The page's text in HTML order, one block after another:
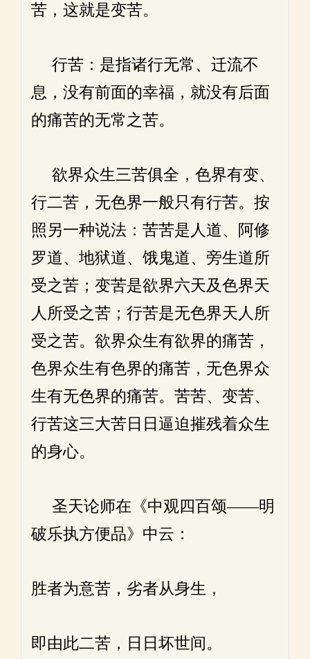
苦，这就是变苦。
行苦：是指诸行无常、迁流不
息，没有前面的幸福，就没有后面
的痛苦的无常之苦。
欲界众生三苦俱全，色界有变、
行二苦，无色界一般只有行苦。按
照另一种说法：苦苦是人道、阿修
罗道、地狱道、饿鬼道、旁生道所
受之苦；变苦是欲界六天及色界天
人所受之苦；行苦是无色界天人所
受之苦。欲界众生有欲界的痛苦，
色界众生有色界的痛苦，无色界众
生有无色界的痛苦。苦苦、变苦、
行苦这三大苦日日逼迫摧残着众生
的身心。
圣天论师在《中观四百颂——明
破乐执方便品》中云：
胜者为意苦，劣者从身生，
即由此二苦，日日坏世间。